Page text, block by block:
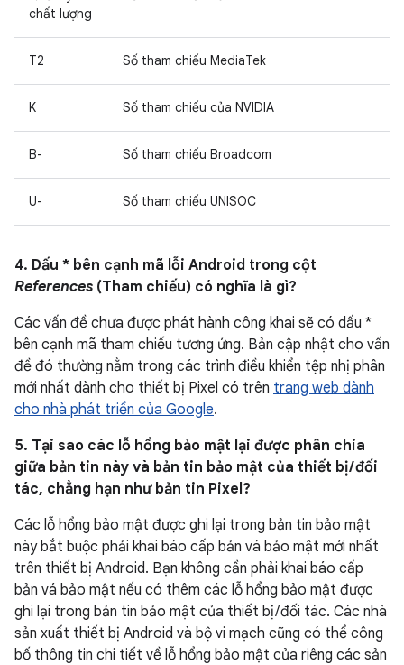
chất lượng
T2 Số tham chiếu MediaTek
K Số tham chiếu của NVIDIA
B- Số tham chiếu Broadcom
U- Số tham chiếu UNISOC
4. Dấu * bên cạnh mã lỗi Android trong cột
References (Tham chiếu) có nghĩa là gì?
Các vấn đề chưa được phát hành công khai sẽ có dấu *
bên cạnh mã tham chiếu tương ứng. Bản cập nhật cho vấn
đề đó thường nằm trong các trình điều khiển tệp nhị phân
mới nhất dành cho thiết bị Pixel có trên trang web dành
cho nhà phát triển của Google.
5. Tại sao các lỗ hổng bảo mật lại được phân chia
giữa bản tin này và bản tin bảo mật của thiết bị / đối
tác, chẳng hạn như bản tin Pixel?
Các lỗ hổng bảo mật được ghi lại trong bản tin bảo mật
này bắt buộc phải khai báo cấp bản vá bảo mật mới nhất
trên thiết bị Android. Bạn không cần phải khai báo cấp
bản vá bảo mật nếu có thêm các lỗ hổng bảo mật được
ghi lại trong bản tin bảo mật của thiết bị / đối tác. Các nhà
sản xuất thiết bị Android và bộ vi mạch cũng có thể công
bố thông tin chi tiết về lỗ hổng bảo mật của riêng các sản